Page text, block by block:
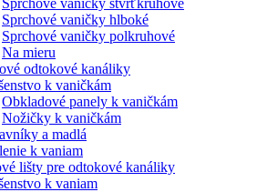
Sprchové vaničky hlboké
Sprchové vaničky polkruhové
Na mieru
odtokové kanáliky
k vaničkám
Obkladové panely k vaničkám
Nožičky k vaničkám
a madlá
k vaniam
lišty pre odtokové kanáliky
k vaniam